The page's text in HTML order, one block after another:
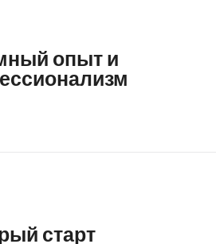
опыт и
старт